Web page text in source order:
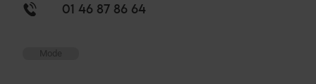
01 46 87 86 64
Mode